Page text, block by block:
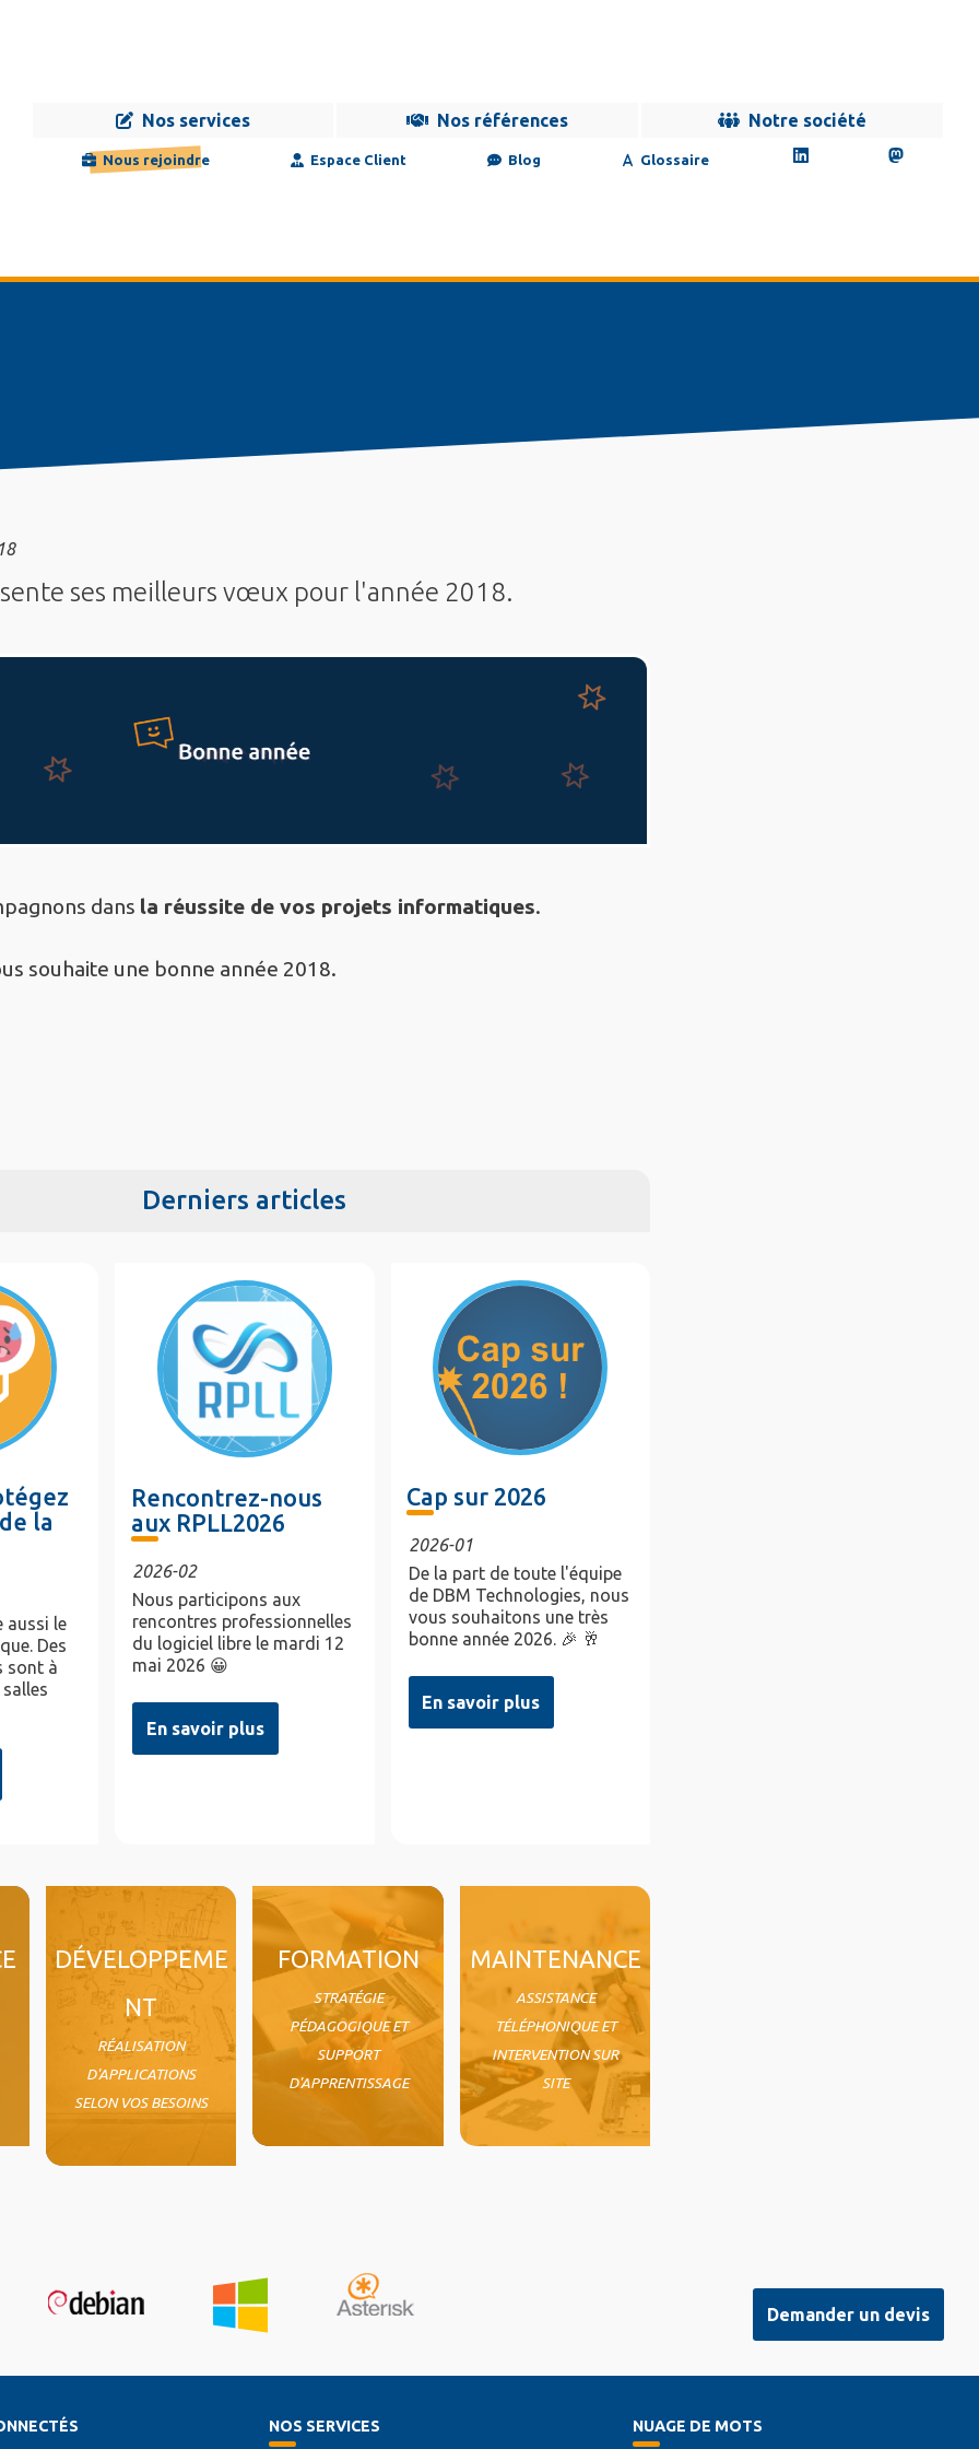
Navigation
Nos services
Nos références Notre société
Nous rejoindre Espace Client Blog Glossaire
ses meilleurs vœux pour l'année 2018.
dans la réussite de vos projets informatiques.
souhaite une bonne année 2018.
Derniers articles
la
aussi le
Des
sont à
Rencontrez-nous
aux RPLL2026
2026-02
Nous participons aux
rencontres professionnelles
du logiciel libre le mardi 12
mai 2026 😀
En savoir plus
Cap sur 2026
2026-01
De la part de toute l'équipe
de DBM Technologies, nous
vous souhaitons une très
bonne année 2026. 🎉 🥂
En savoir plus
DÉVELOPPEME
NT
RÉALISATION
D'APPLICATIONS
SELON VOS BESOINS
FORMATION
STRATÉGIE
PÉDAGOGIQUE ET
SUPPORT
D'APPRENTISSAGE
MAINTENANCE
ASSISTANCE
TÉLÉPHONIQUE ET
INTERVENTION SUR
SITE
Demander un devis
NOS SERVICES NUAGE DE MOTS